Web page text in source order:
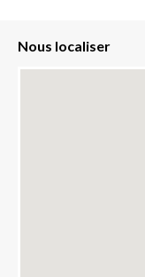
Nous localiser